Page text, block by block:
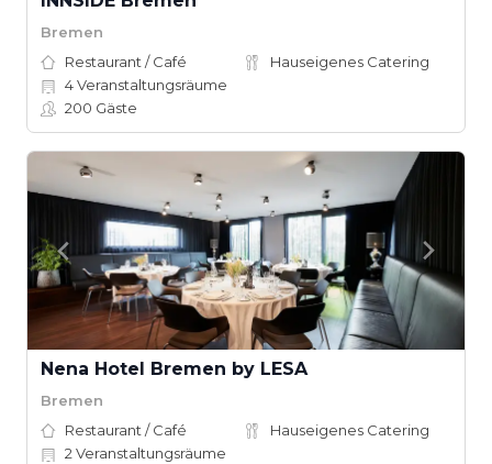
Bremen
Restaurant / Café
Hauseigenes Catering
4Veranstaltungsräume
200 Gäste
Nena Hotel Bremen by LESA
Bremen
Restaurant / Café
Hauseigenes Catering
2 Veranstaltungsräume